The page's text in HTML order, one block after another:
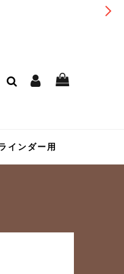
インダー用